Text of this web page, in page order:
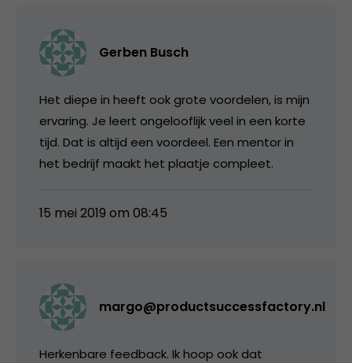
Gerben Busch
Het diepe in heeft ook grote voordelen, is mijn
ervaring. Je leert ongelooflijk veel in een korte
tijd. Dat is altijd een voordeel. Een mentor in
het bedrijf maakt het plaatje compleet.
15 mei 2019 om 08:45
margo@productsuccessfactory.nl
Herkenbare feedback. Ik hoop ook dat